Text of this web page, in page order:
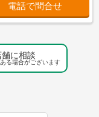
電話で問合せ
に相談
る場合がございます